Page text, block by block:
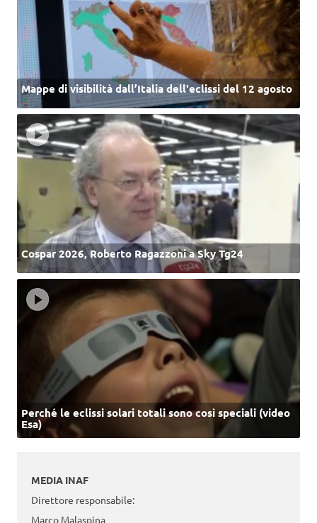
Mappe di visibilità dall’Italia dell'eclissi del 12 agosto
Cospar 2026, Roberto Ragazzoni a Sky Tg24
Perché le eclissi solari totali sono così speciali (video
Esa)
MEDIA INAF
Direttore responsabile:
Marco Malaspina